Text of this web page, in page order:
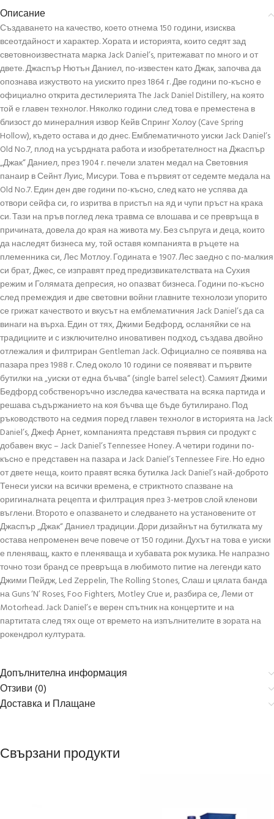
Описание
Създаването на качество, което отнема 150 години, изисква
всеотдайност и характер. Хората и историята, които седят зад
световноизвестната марка Jack Daniel’s, притежават по много и от
двете. Джаспър Нютън Даниел, по-известен като Джак, започва да
опознава изкуството на уискито през 1864 г. Две години по-късно е
официално открита дестилерията The Jack Daniel Distillery, на която
той е главен технолог. Няколко години след това е преместена в
близост до минералния извор Кейв Спринг Холоу (Cave Spring
Hollow), където остава и до днес. Емблематичното уиски Jack Daniel’s
Old No.7, плод на усърдната работа и изобретателност на Джаспър
„Джак“ Даниел, през 1904 г. печели златен медал на Световния
панаир в Сейнт Луис, Мисури. Това е първият от седемте медала на
Old No.7. Един ден две години по-късно, след като не успява да
отвори сейфа си, го изритва в пристъп на яд и чупи пръст на крака
си. Тази на пръв поглед лека травма се влошава и се превръща в
причината, довела до края на живота му. Без съпруга и деца, които
да наследят бизнеса му, той оставя компанията в ръцете на
племенника си, Лес Мотлоу. Годината е 1907. Лес заедно с по-малкия
си брат, Джес, се изправят пред предизвикателствата на Сухия
режим и Голямата депресия, но опазват бизнеса. Години по-късно
след премеждия и две световни войни главните технолози упорито
се грижат качеството и вкусът на емблематичния Jack Daniel’s да са
винаги на върха. Един от тях, Джими Бедфорд, осланяйки се на
традициите и с изключително иновативен подход, създава двойно
отлежалия и филтриран Gentleman Jack. Официално се появява на
пазара през 1988 г. След около 10 години се появяват и първите
бутилки на „уиски от една бъчва“ (single barrel select). Самият Джими
Бедфорд собственоръчно изследва качествата на всяка партида и
решава съдържанието на коя бъчва ще бъде бутилирано. Под
ръководството на седмия поред главен технолог в историята на Jack
Daniel’s, Джеф Арнет, компанията представя първия си продукт с
добавен вкус – Jack Daniel’s Tennessee Honey. А четири години по-
късно е представен на пазара и Jack Daniel’s Tennessee Fire. Но едно
от двете неща, които правят всяка бутилка Jack Daniel’s най-доброто
Тенеси уиски на всички времена, е стриктното спазване на
оригиналната рецепта и филтрация през 3-метров слой кленови
въглени. Второто е опазването и следването на установените от
Джаспър „Джак“ Даниел традиции. Дори дизайнът на бутилката му
остава непроменен вече повече от 150 години. Духът на това е уиски
е пленяващ, както е пленяваща и хубавата рок музика. Не напразно
точно този бранд се превръща в любимото питие на легенди като
Джими Пейдж, Led Zeppelin, The Rolling Stones, Слаш и цялата банда
на Guns ‘N’ Roses, Foo Fighters, Motley Crue и, разбира се, Леми от
Motorhead. Jack Daniel’s е верен спътник на концертите и на
партитата след тях още от времето на изпълнителите в зората на
рокендрол културата.
Допълнителна информация
Отзиви (0)
Доставка и Плащане
Свързани продукти